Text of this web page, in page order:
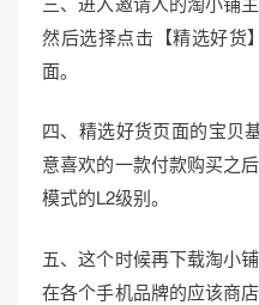
然后选择点击【精选好货
面。
四、精选好货页面的宝贝
意喜欢的一款付款购买之
模式的L2级别。
五、这个时候再下载淘小
在各个手机品牌的应该商